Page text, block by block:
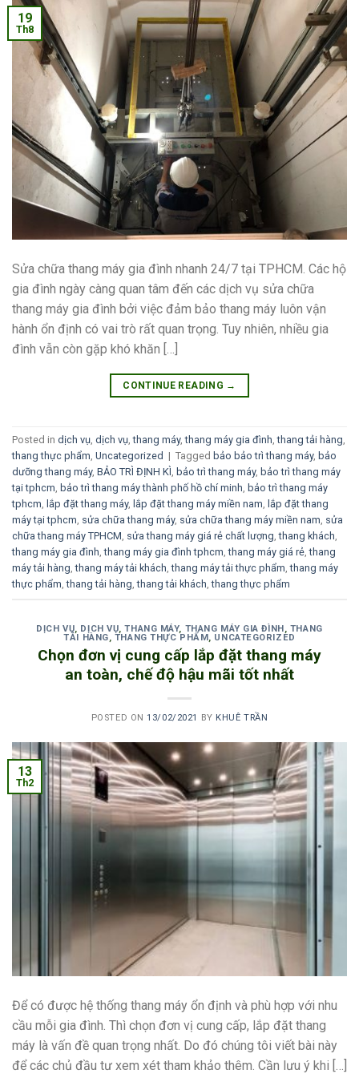
19
Th8
Sửa chữa thang máy gia đình nhanh 24/7 tại TPHCM. Các hộ
gia đình ngày càng quan tâm đến các dịch vụ sửa chữa
thang máy gia đình bởi việc đảm bảo thang máy luôn vận
hành ổn định có vai trò rất quan trọng. Tuy nhiên, nhiều gia
đình vẫn còn gặp khó khăn […]
CONTINUE READING →
Posted in dịch vụ, dịch vụ,thang máy,thang máy gia đình,thang tải hàng,
thang thực phẩm, Uncategorized | Tagged bảo bảo trì thang máy, bảo
dưỡng thang máy, BẢO TRÌ ĐỊNH KÌ, bảo trì thang máy, bảo trì thang máy
tại tphcm, bảo trì thang máy thành phố hồ chí minh, bảo trì thang máy
tphcm, lắp đặt thang máy, lắp đặt thang máy miền nam, lắp đặt thang
máy tại tphcm, sửa chữa thang máy, sửa chữa thang máy miền nam, sửa
chữa thang máy TPHCM, sửa thang máy giá rẻ chất lượng,thang khách,
thang máy gia đình,thang máy gia đình tphcm,thang máy giá rẻ,thang
máy tải hàng,thang máy tải khách,thang máy tải thực phẩm,thang máy
thực phẩm,thang tải hàng,thang tải khách,thang thực phẩm
DỊCH VỤ, DỊCH VỤ,THANG MÁY, THANG MÁY GIA ĐÌNH, THANG
TẢI HÀNG, THANG THỰC PHẨM, UNCATEGORIZED
Chọn đơn vị cung cấp lắp đặt thang máy
an toàn, chế độ hậu mãi tốt nhất
POSTED ON13/02/2021 BY KHUÊ TRẦN
13
Th2
Để có được hệ thống thang máy ổn định và phù hợp với nhu
cầu mỗi gia đình. Thì chọn đơn vị cung cấp, lắp đặt thang
máy là vấn đề quan trọng nhất. Do đó chúng tôi viết bài này
để các chủ đầu tư xem xét tham khảo thêm. Cần lưu ý khi […]